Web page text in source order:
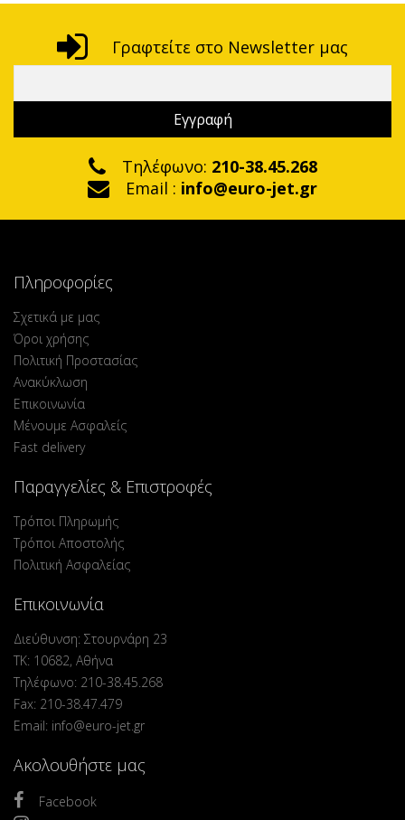
Γραφτείτε στο Newsletter μας
Τηλέφωνο: 210-38.45.268
Email : info@euro-jet.gr
Πληροφορίες
Σχετικά με μας
Όροι χρήσης
Πολιτική Προστασίας
Ανακύκλωση
Επικοινωνία
Μένουμε Ασφαλείς
Fast delivery
Παραγγελίες & Επιστροφές
Τρόποι Πληρωμής
Τρόποι Αποστολής
Πολιτική Ασφαλείας
Επικοινωνία
Διεύθυνση: Στουρνάρη 23
ΤΚ: 10682, Αθήνα
Τηλέφωνο: 210-38.45.268
Fax: 210-38.47.479
Email: info@euro-jet.gr
Ακολουθήστε μας
Facebook